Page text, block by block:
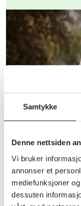
Samtykke
Denne nettsiden
Vi bruker
annonser et
mediefunksjoner
dessuten
Dette mener vi
Vi krever flere